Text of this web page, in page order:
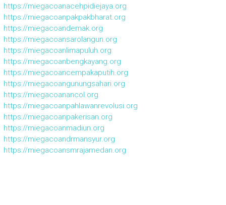
https://miegacoanacehpidiejaya.org
https://miegacoanpakpakbharat.org
https://miegacoandemak.org
https://miegacoansarolangun.org
https://miegacoanlimapuluh.org
https://miegacoanbengkayang.org
https://miegacoancempakaputih.org
https://miegacoangunungsahari.org
https://miegacoanancol.org
https://miegacoanpahlawanrevolusi.org
https://miegacoanpakerisan.org
https://miegacoanmadiun.org
https://miegacoandrmansyur.org
https://miegacoansmrajamedan.org